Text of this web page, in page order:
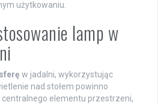
użytkowaniu.
lamp w
w jadalni, wykorzystując
nad stołem powinno
centralnego elementu przestrzeni,